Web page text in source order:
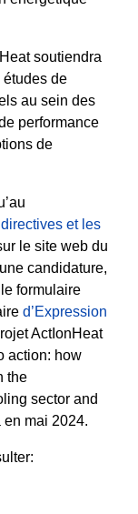
soutiendra
études de
au sein des
performance
de
directives et les
le site web du
candidature,
formulaire
d’Expression
ActIonHeat
action: how
the
sector and
en mai 2024.